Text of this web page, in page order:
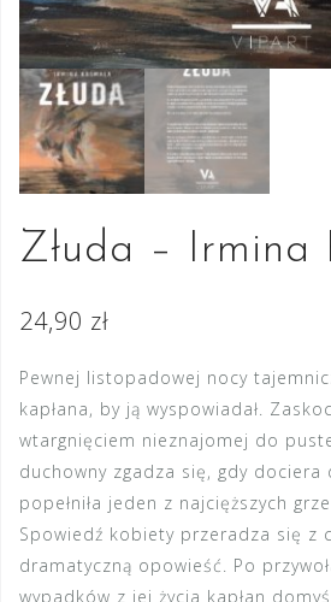
Złuda – Irmina
24,90 zł
Pewnej listopadowej nocy
kapłana, by ją wyspowiadał.
wtargnięciem nieznajomej do
duchowny zgadza się, gdy dociera
popełniła jeden z najcięższych
Spowiedź kobiety przeradza się z
dramatyczną opowieść. Po
wypadków z jej życia kapłan